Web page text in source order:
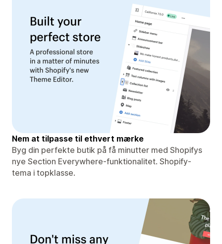
Nem at tilpasse til ethvert mærke
Byg din perfekte butik på få minutter med Shopifys
nye Section Everywhere-funktionalitet. Shopify-
tema i topklasse.